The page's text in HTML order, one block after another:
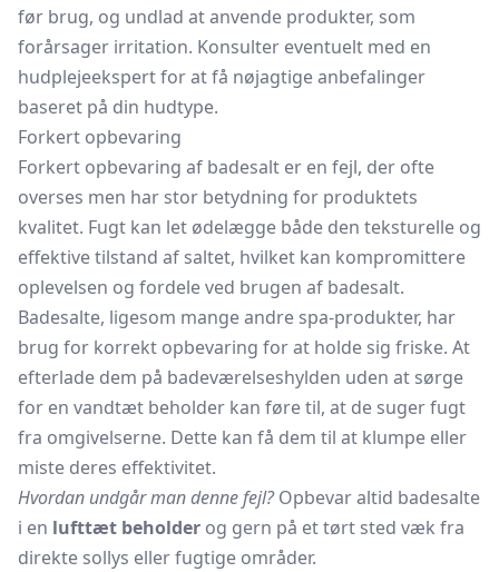
før brug, og undlad at anvende produkter, som
forårsager irritation. Konsulter eventuelt med en
hudplejeekspert for at få nøjagtige anbefalinger
baseret på din hudtype.
Forkert opbevaring
Forkert opbevaring af badesalt er en fejl, der ofte
overses men har stor betydning for produktets
kvalitet. Fugt kan let ødelægge både den teksturelle og
effektive tilstand af saltet, hvilket kan kompromittere
oplevelsen og fordele ved brugen af badesalt.
Badesalte, ligesom mange andre spa-produkter, har
brug for korrekt opbevaring for at holde sig friske. At
efterlade dem på badeværelseshylden uden at sørge
for en vandtæt beholder kan føre til, at de suger fugt
fra omgivelserne. Dette kan få dem til at klumpe eller
miste deres effektivitet.
Hvordan undgår man denne fejl?Opbevar altid badesalte
i en lufttæt beholder og gern på et tørt sted væk fra
direkte sollys eller fugtige områder.